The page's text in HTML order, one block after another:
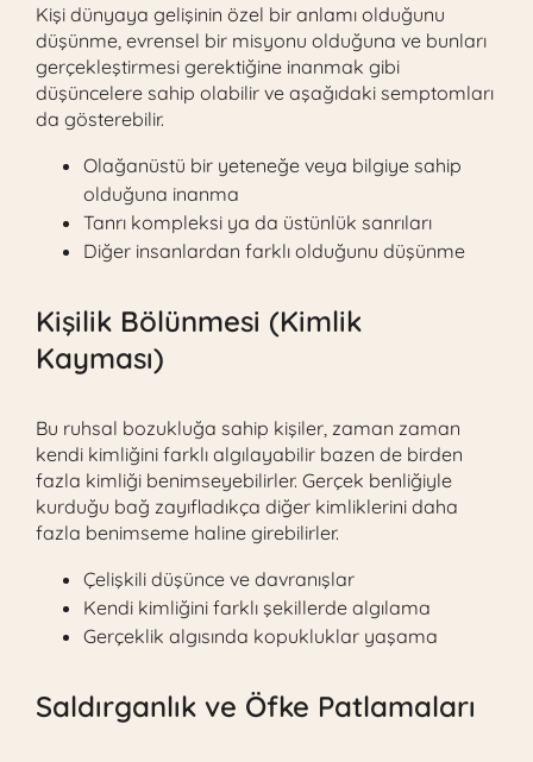
Kişi dünyaya gelişinin özel bir anlamı olduğunu
düşünme, evrensel bir misyonu olduğuna ve bunları
gerçekleştirmesi gerektiğine inanmak gibi
düşüncelere sahip olabilir ve aşağıdaki semptomları
da gösterebilir.
Olağanüstü bir yeteneğe veya bilgiye sahip
olduğuna inanma
Tanrı kompleksi ya da üstünlük sanrıları
Diğer insanlardan farklı olduğunu düşünme
Kişilik Bölünmesi (Kimlik
Kayması)
Bu ruhsal bozukluğa sahip kişiler, zaman zaman
kendi kimliğini farklı algılayabilir bazen de birden
fazla kimliği benimseyebilirler. Gerçek benliğiyle
kurduğu bağ zayıfladıkça diğer kimliklerini daha
fazla benimseme haline girebilirler.
Çelişkili düşünce ve davranışlar
Kendi kimliğini farklı şekillerde algılama
Gerçeklik algısında kopukluklar yaşama
Saldırganlık ve Öfke Patlamaları